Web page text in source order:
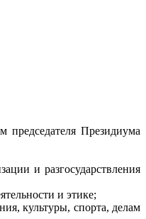
председателя Президиума
и разгосударствления
и этике;
культуры, спорта, делам